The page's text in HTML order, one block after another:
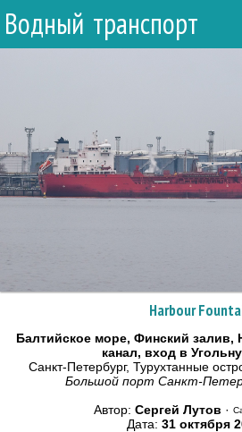
Водный транспорт
Harbour
Балтийское море, Финский залив,
канал, вход в
Санкт-Петербург, Турухтанные
Большой порт Санкт-
Автор: Сергей Лутов ·
Дата: 31 октября